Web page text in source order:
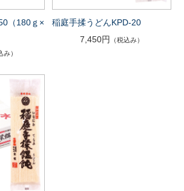
（180ｇ×
み）
稲庭手揉うどんKPD-20
7,450円
（税込み）